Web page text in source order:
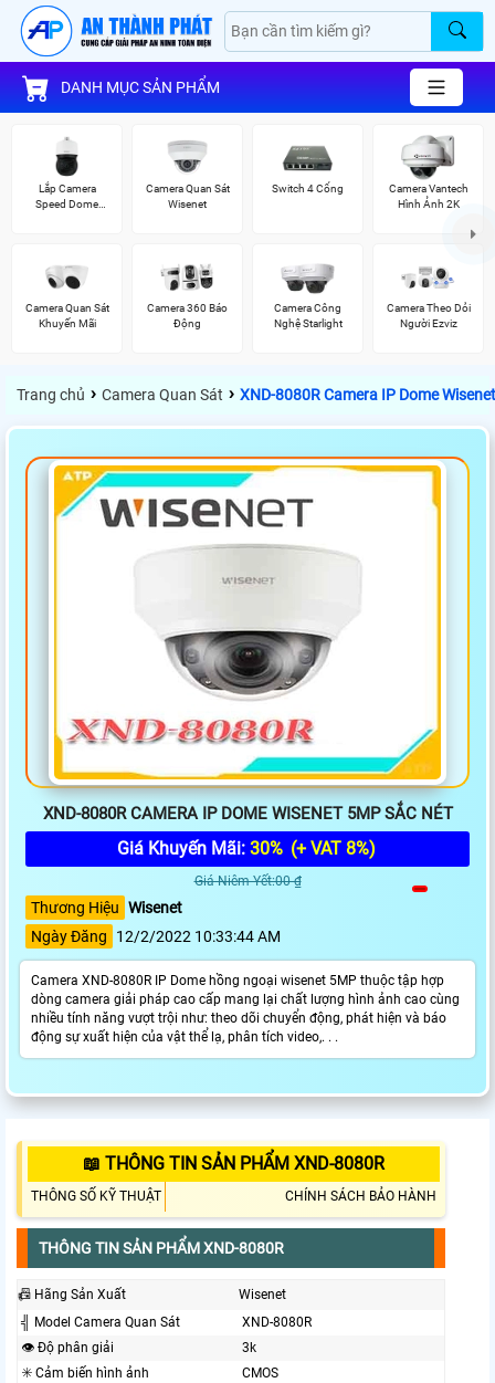
DANH MỤC SẢN PHẨM
Lắp Camera
Speed Dome
Camera Quan Sát
Wisenet
Switch 4 Cổng
Camera Vantech
Hình Ảnh 2K
Camera Quan Sát
Khuyến Mãi
Camera 360 Báo
Động
Camera Công
Nghệ Starlight
Camera Theo Dỏi
Người Ezviz
Trang chủ › Camera Quan Sát › XND-8080R Camera IP Dome
XND-8080R CAMERA IP DOME WISENET 5MP SẮC NÉT
Giá Khuyến Mãi: 30% (+ VAT 8%)
Giá Niêm Yết:00 ₫
Thương Hiệu Wisenet
Ngày Đăng
12/2/2022 10:33:44 AM
Camera XND-8080R IP Dome hồng ngoại wisenet 5MP thuộc tập hợp
dòng camera giải pháp cao cấp mang lại chất lượng hình ảnh cao cùng
nhiều tính năng vượt trội như: theo dõi chuyển động, phát hiện và báo
động sự xuất hiện của vật thể lạ, phân tích video,. . .
📖 THÔNG TIN SẢN PHẨM XND-8080R
THÔNG SỐ KỸ THUẬT CHÍNH SÁCH BẢO HÀNH
THÔNG TIN SẢN PHẨM XND-8080R
📠 Hãng Sản Xuất
Wisenet
╣ Model Camera Quan Sát
XND-8080R
👁 Độ phân giải
3k
✳️ Cảm biến hình ảnh
CMOS